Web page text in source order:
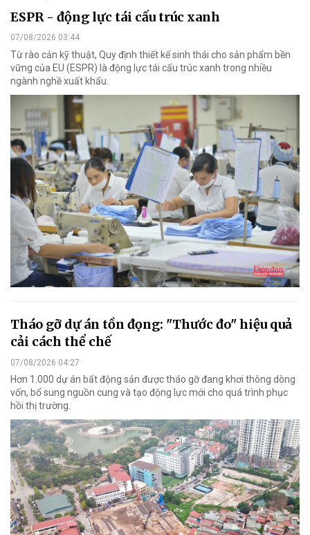
ESPR - động lực tái cấu trúc xanh
07/08/2026 03:44
Từ rào cản kỹ thuật, Quy định thiết kế sinh thái cho sản phẩm bền
vững của EU (ESPR) là động lực tái cấu trúc xanh trong nhiều
ngành nghề xuất khẩu.
Tháo gỡ dự án tồn đọng: "Thước đo" hiệu quả
cải cách thể chế
07/08/2026 04:27
Hơn 1.000 dự án bất động sản được tháo gỡ đang khơi thông dòng
vốn, bổ sung nguồn cung và tạo động lực mới cho quá trình phục
hồi thị trường.